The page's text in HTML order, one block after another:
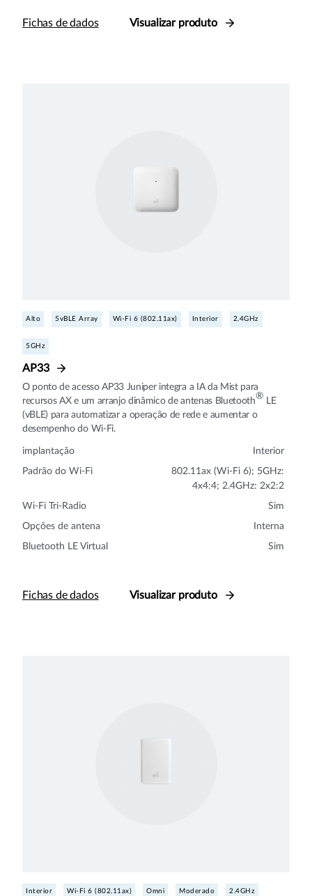
Fichas de dados Visualizar produto
Alto 5vBLE Array Wi-Fi 6 (802.11ax) Interior 2.4GHz
5GHz
AP33
O ponto de acesso AP33 Juniper integra a IA da Mist para
recursos AX e um arranjo dinâmico de antenas Bluetooth® LE
(vBLE) para automatizar a operação de rede e aumentar o
desempenho do Wi-Fi.
implantação Interior
Padrão do Wi-Fi
802.11ax (Wi-Fi 6); 5GHz:
4x4:4; 2.4GHz: 2x2:2
Wi-Fi Tri-Radio Sim
Opções de antena Interna
Bluetooth LE Virtual Sim
Fichas de dados Visualizar produto
Interior Wi-Fi 6 (802.11ax) Omni Moderado 2.4GHz